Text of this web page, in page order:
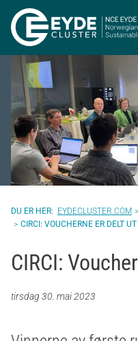
EYDECLUSTER.COM
CIRCI: VOUCHERNE ER DELT UT
CIRCI:
tirsdag 30. mai 2023